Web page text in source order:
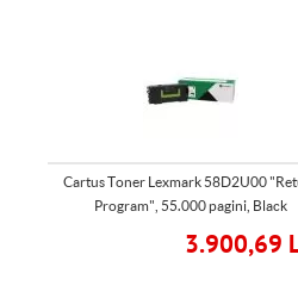
Cartus Toner Lexmark 58D2U00
Program", 55.000 pagini, Black
3.900,69